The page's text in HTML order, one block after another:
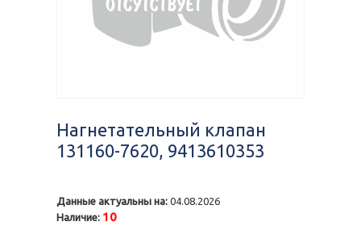
Нагнетательный клапан
131160-7620, 9413610353
Данные актуальны на: 04.08.2026
Наличие: 10